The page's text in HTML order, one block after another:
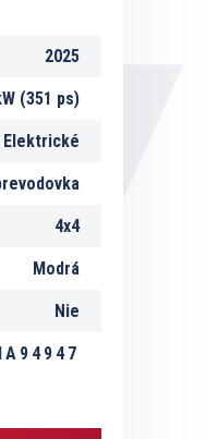
2025
(351 ps)
Elektrické
4x4
Modrá
Nie